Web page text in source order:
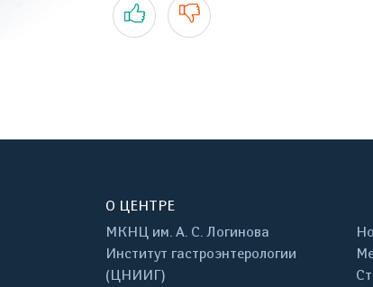
Да Нет
О ЦЕНТРЕ
МКНЦ им. А. С. Логинова
Институт гастроэнтерологии
(ЦНИИГ)